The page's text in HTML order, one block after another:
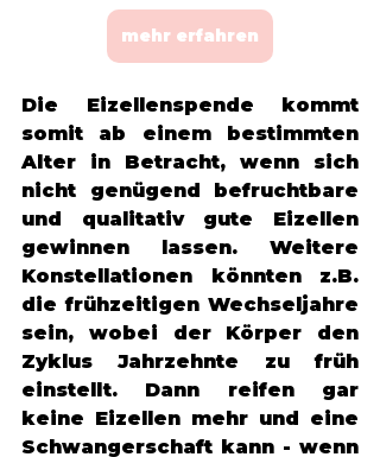
mehr erfahren
Die Eizellenspende kommt
somit ab einem bestimmten
Alter in Betracht, wenn sich
nicht genügend befruchtbare
und qualitativ gute Eizellen
gewinnen lassen. Weitere
Konstellationen könnten z.B.
die frühzeitigen Wechseljahre
sein, wobei der Körper den
Zyklus Jahrzehnte zu früh
einstellt. Dann reifen gar
keine Eizellen mehr und eine
Schwangerschaft kann - wenn